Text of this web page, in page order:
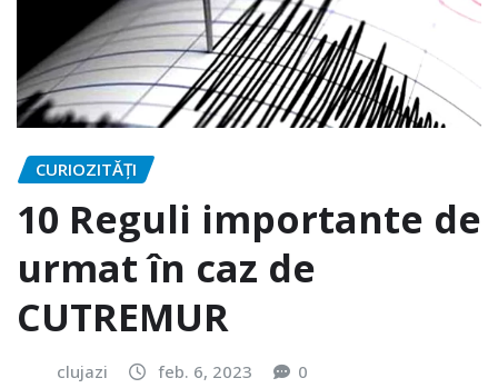
CURIOZITĂȚI
10 Reguli importante de
urmat în caz de
CUTREMUR
clujazi feb. 6, 2023 0